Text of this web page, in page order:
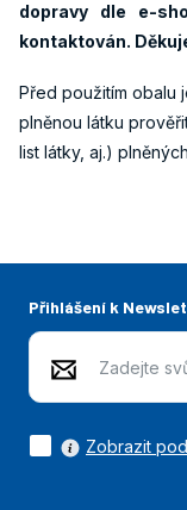
dopravy dle e-
kontaktován.
Před použitím obalu
plněnou látku
list látky, aj.)
Přihlášení k
Zobrazit